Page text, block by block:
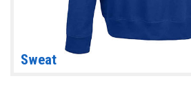
Sweat